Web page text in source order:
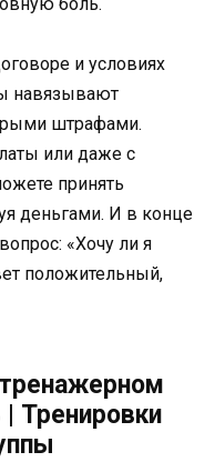
и условиях
навязывают
штрафами.
или даже с
принять
деньгами. И в конце
«Хочу ли я
положительный,
Тренировки